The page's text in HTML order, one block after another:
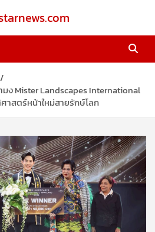
hotstarnews.com
ง Mister Landscapes International
าสตร์หน้าใหม่สายรักษ์โลก